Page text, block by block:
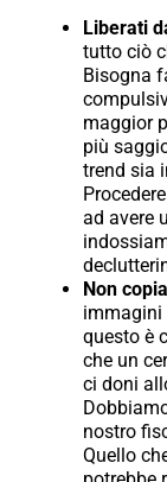
Liberati
tutto ciò
Bisogna
maggior
più
trend sia
ad avere
Non
immagini
questo è
che un
ci doni
nostro
Quello